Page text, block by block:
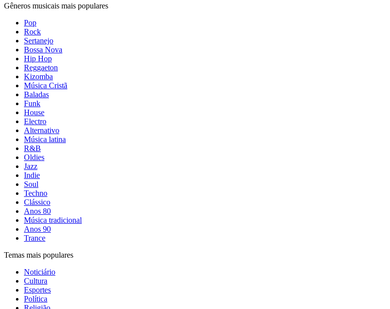
Gêneros musicais mais populares
Pop
Rock
Sertanejo
Bossa Nova
Hip Hop
Reggaeton
Kizomba
Música Cristã
Baladas
Funk
House
Electro
Alternativo
Música latina
R&B
Oldies
Jazz
Indie
Soul
Techno
Clássico
Anos 80
Música tradicional
Anos 90
Trance
Temas mais populares
Noticiário
Cultura
Esportes
Política